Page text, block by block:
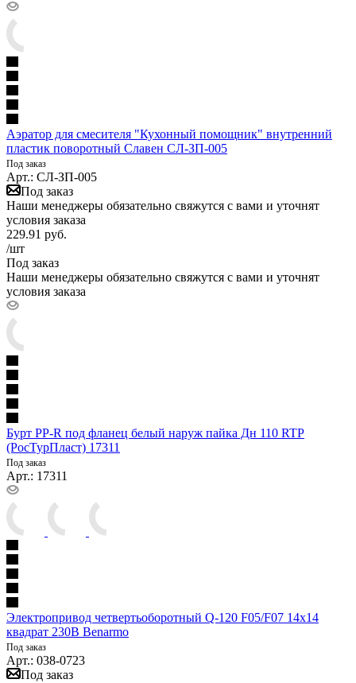
Аэратор для смесителя "Кухонный помощник" внутренний
пластик поворотный Славен СЛ-ЗП-005
Под заказ
Арт.: СЛ-ЗП-005
Под заказ
Наши менеджеры обязательно свяжутся с вами и уточнят
условия заказа
229.91 руб.
/шт
Под заказ
Наши менеджеры обязательно свяжутся с вами и уточнят
условия заказа
Бурт PP-R под фланец белый наруж пайка Дн 110 RTP
(РосТурПласт) 17311
Под заказ
Арт.: 17311
Электропривод четвертьоборотный Q-120 F05/F07 14х14
квадрат 230В Benarmo
Под заказ
Арт.: 038-0723
Под заказ